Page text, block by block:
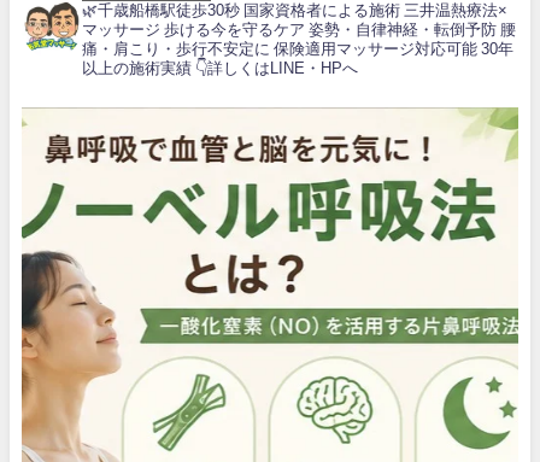
🌿千歳船橋駅徒歩30秒 国家資格者による施術 三井温熱療法×
マッサージ 歩ける今を守るケア 姿勢・自律神経・転倒予防 腰
痛・肩こり・歩行不安定に 保険適用マッサージ対応可能 30年
以上の施術実績 👇詳しくはLINE・HPへ